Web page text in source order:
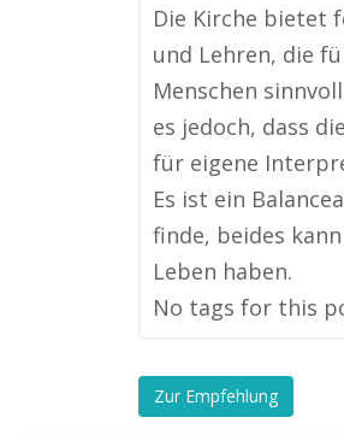
Die Kirche bietet
und Lehren, die
Menschen
es jedoch, dass
für eigene
Es ist ein
finde, beides
Leben haben.
No tags for this
Zur Empfehlung